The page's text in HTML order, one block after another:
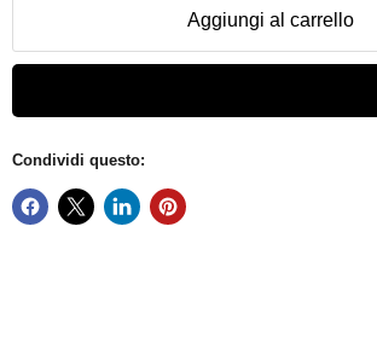
Aggiungi al carrello
Condividi questo: